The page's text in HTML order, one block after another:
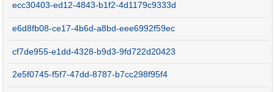
ecc30403-ed12-4843-b1f2-4d1179c9333d
e6d8fb08-ce17-4b6d-a8bd-eee6992f59ec
cf7de955-e1dd-4328-b9d3-9fd722d20423
2e5f0745-f5f7-47dd-8787-b7cc298f95f4